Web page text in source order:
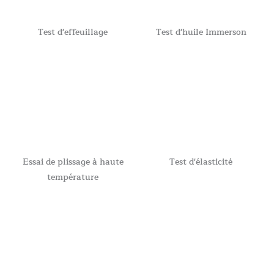
Test d'effeuillage Test d'huile Immerson
Essai de plissage à haute
température
Test d'élasticité